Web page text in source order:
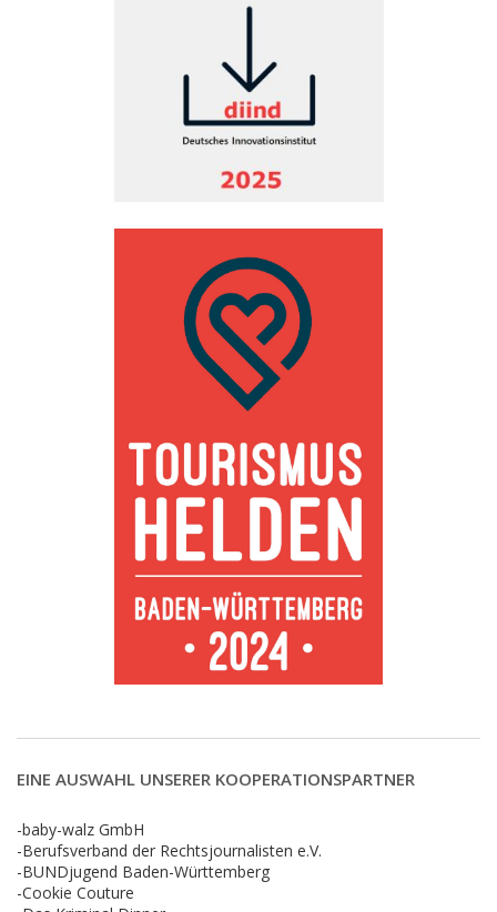
EINE AUSWAHL UNSERER KOOPERATIONSPARTNER
-baby-walz GmbH
-Berufsverband der Rechtsjournalisten e.V.
-BUNDjugend Baden-Württemberg
-Cookie Couture